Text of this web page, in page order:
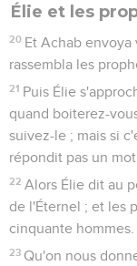
Élie et les
20 Et Achab envoya
rassembla les
21 Puis Élie
quand boiterez-
suivez-le ; mais si
répondit pas un mot.
22 Alors Élie dit au
de l'Éternel ; et les
cinquante hommes.
23 Qu'on nous